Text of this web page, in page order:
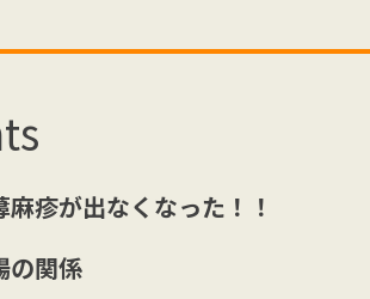
麻疹が出なくなった！！
の関係